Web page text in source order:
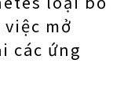
mở
các ứng